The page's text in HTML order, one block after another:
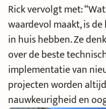
Rick vervolgt met:
waardevol maakt, is
in huis hebben. Ze
over de beste
implementatie van
projecten worden
nauwkeurigheid en